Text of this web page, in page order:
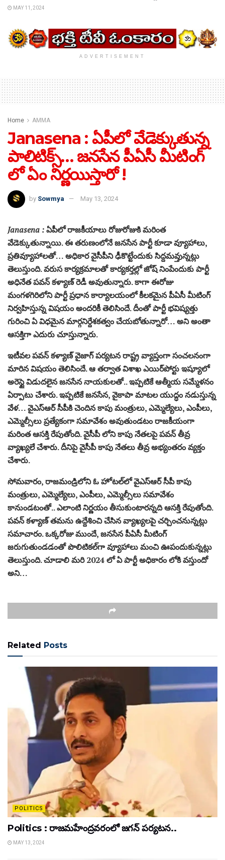
MAY 11, 2024
ADVERTISEMENT
Home AMMA
Janasena : ఏపీలో వేడెక్కుతున్న
పాలిటిక్స్… జనసేన పీఏ‌సీ మీటింగ్
లో ఏం నిర్ణయిస్తారో !
by Sowmya May 13, 2024
Janasena :ఏపీలో రాజకీయాలు రోజురోజుకి మరింత
వేడెక్కుతున్నాయి. ఈ తరుణంలోనే జనసేన పార్టీ కూడా వ్యూహాలు,
ప్రతివ్యూహాలతో… అధికార వైసీపీని ఢీకొట్టేందుకు సిద్దమవ్తున్నట్లు
తెలుస్తుంది. వరుస కార్యక్రమాలతో కార్యకర్తల్లో జోష్‌ నింపేందుకు పార్టీ
అధినేత పవన్‌ కళ్యాణ్ రెడీ అవుతున్నారు. కాగా ఈరోజు
మంగళగిరిలోని పార్టీ ప్రధాన కార్యాలయంలో కీలకమైన పీఏసీ మీటింగ్‌
నిర్వహిస్తున్న విషయం అందరికీ తెలిసిందే. దీంతో పార్టీ భవిష్యత్తు
గురించి ఏ విధమైన మార్గనిర్దేశకత్వం చేయబోతున్నారో… అని అంతా
ఆసక్తిగా ఎదురు చూస్తున్నారు.
ఇటీవల పవన్ కళ్యాణ్ వైజాగ్ పర్యటన రాష్ట్ర వ్యాప్తంగా సంచలనంగా
మారిన విషయం తెలిసిందే. ఆ తర్వాత విశాఖ ఎయిర్‌పోర్టు ఇష్యూలో
అరెస్టై విడుదలైన జనసేన నాయకులతో.. ఇప్పటికే ఆత్మీయ సమ్మేళనం
ఏర్పాటు చేశారు. ఇప్పటికే జనసేన, వైకాపా మాటల యుద్ధం నడుస్తున్న
వేళ… వైఎస్‌ఆర్‌ సీపీకి చెందిన కాపు మంత్రులు, ఎమ్మెల్యేలు, ఎంపీలు,
ఎమ్మెల్సీలు ప్రత్యేకంగా సమావేశం అవుతుండటం రాజకీయంగా
మరింత ఆసక్తి రేపుతోంది. వైసీపీ లోని కాపు నేతలపై పవన్‌ తీవ్ర
వ్యాఖ్యలే చేశారు. దీనిపై వైసీపీ కాపు నేతలు తీవ్ర అభ్యంతరం వ్యక్తం
చేశారు.
సోమవారం, రాజమండ్రిలోని ఓ హోటల్‌లో వైఎస్‌ఆర్‌ సీపీ కాపు
మంత్రులు, ఎమ్మెల్యేలు, ఎంపీలు, ఎమ్మెల్సీలు సమావేశం
కానుండటంతో.. ఎలాంటి నిర్ణయం తీసుకుంటారన్నది ఆసక్తి రేపుతోంది.
పవన్ కళ్యాణ్ తమను ఉద్దేశించి చేసిన వ్యాఖ్యలపై చర్చించనున్నట్లు
సమాచారం. ఒక్కరోజు ముందే, జనసేన పీఏసీ మీటింగ్‌
జరుగుతుండడంతో పొలిటికల్‌గా వ్యూహాలు మంచి ఊపందుకున్నట్లు
తెలుస్తుంది. చూడాలి మరి 2024 లో ఏ పార్టీ అధికారం లోకి వస్తుందో
అని…
Related Posts
POLITICS
Politics : రాజమహేంద్రవరంలో జగన్ పర్యటన..
MAY 13, 2024